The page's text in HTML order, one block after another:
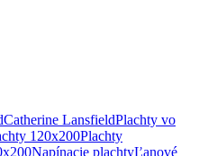
Catherine LansfieldPlachty vo
120x200Plachty
Napínacie plachtyĽanové